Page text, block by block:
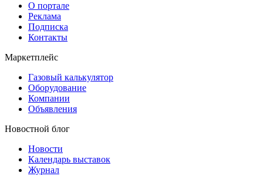
О портале
Реклама
Подписка
Контакты
Маркетплейс
Газовый калькулятор
Оборудование
Компании
Объявления
Новостной блог
Новости
Календарь выставок
Журнал